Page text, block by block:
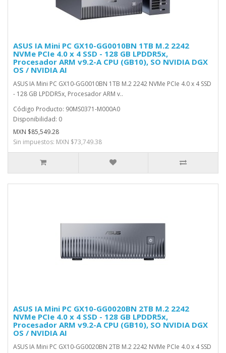
ASUS IA Mini PC GX10-GG0010BN 1TB M.2 2242
NVMe PCIe 4.0 x 4 SSD - 128 GB LPDDR5x,
Procesador ARM v9.2-A CPU (GB10), SO NVIDIA DGX
OS / NVIDIA AI
ASUS IA Mini PC GX10-GG0010BN 1TB M.2 2242 NVMe PCIe 4.0 x 4 SSD
- 128 GB LPDDR5x, Procesador ARM v..
Código Producto: 90MS0371-M000A0
Disponibilidad: 0
MXN $85,549.28
Sin impuestos: MXN $73,749.38
ASUS IA Mini PC GX10-GG0020BN 2TB M.2 2242
NVMe PCIe 4.0 x 4 SSD - 128 GB LPDDR5x,
Procesador ARM v9.2-A CPU (GB10), SO NVIDIA DGX
OS / NVIDIA AI
ASUS IA Mini PC GX10-GG0020BN 2TB M.2 2242 NVMe PCIe 4.0 x 4 SSD